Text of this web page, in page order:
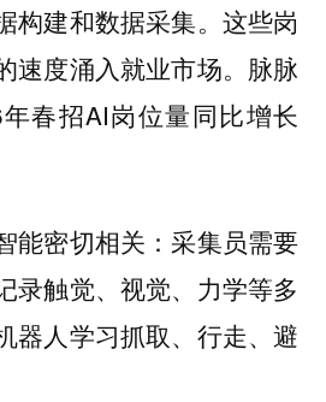
构建和数据采集。这些岗
速度涌入就业市场。脉脉
春招AI岗位量同比增长
能密切相关：采集员需要
录触觉、视觉、力学等多
器人学习抓取、行走、避